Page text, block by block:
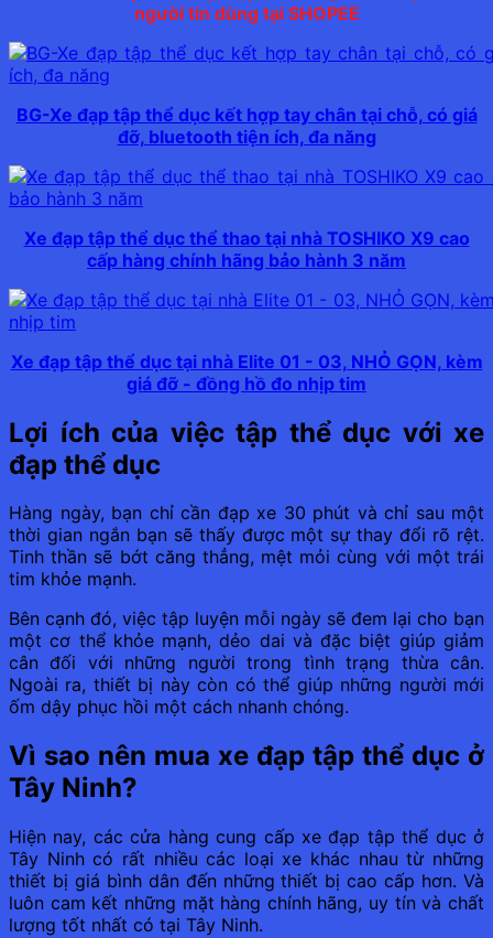
người tin dùng tại SHOPEE
BG-Xe đạp tập thể dục kết hợp tay chân tại chỗ, có giá
đỡ, bluetooth tiện ích, đa năng
Xe đạp tập thể dục thể thao tại nhà TOSHIKO X9 cao
cấp hàng chính hãng bảo hành 3 năm
Xe đạp tập thể dục tại nhà Elite 01 - 03, NHỎ GỌN, kèm
giá đỡ - đồng hồ đo nhịp tim
Lợi ích của việc tập thể dục với xe
đạp thể dục
Hàng ngày, bạn chỉ cần đạp xe 30 phút và chỉ sau một
thời gian ngắn bạn sẽ thấy được một sự thay đổi rõ rệt.
Tinh thần sẽ bớt căng thẳng, mệt mỏi cùng với một trái
tim khỏe mạnh.
Bên cạnh đó, việc tập luyện mỗi ngày sẽ đem lại cho bạn
một cơ thể khỏe mạnh, dẻo dai và đặc biệt giúp giảm
cân đối với những người trong tình trạng thừa cân.
Ngoài ra, thiết bị này còn có thể giúp những người mới
ốm dậy phục hồi một cách nhanh chóng.
Vì sao nên mua xe đạp tập thể dục ở
Tây Ninh?
Hiện nay, các cửa hàng cung cấp xe đạp tập thể dục ở
Tây Ninh có rất nhiều các loại xe khác nhau từ những
thiết bị giá bình dân đến những thiết bị cao cấp hơn. Và
luôn cam kết những mặt hàng chính hãng, uy tín và chất
lượng tốt nhất có tại Tây Ninh.